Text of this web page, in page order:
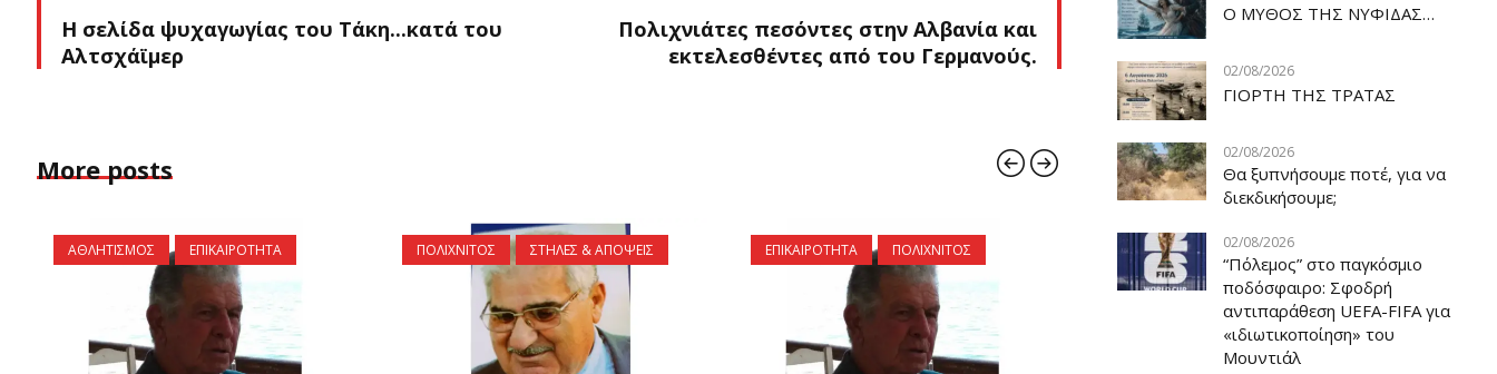
Η σελίδα ψυχαγωγίας του Τάκη...κατά του
Αλτσχάϊμερ
Πολιχνιάτες πεσόντες στην Αλβανία και
εκτελεσθέντες από του Γερμανούς.
More posts
ΑΘΛΗΤΙΣΜΟΣ ΕΠΙΚΑΙΡΟΤΗΤΑ ΠΟΛΙΧΝΙΤΟΣ ΣΤΗΛΕΣ & ΑΠΟΨΕΙΣ ΕΠΙΚΑΙΡΟΤΗΤΑ ΠΟΛΙΧΝΙΤΟΣ ΠΟΛΙΤΙΣΜΟΣ ΣΥΝΤΑΓΕΣ
Ο ΜΥΘΟΣ ΤΗΣ ΝΥΦΙΔΑΣ…
02/08/2026
ΓΙΟΡΤΗ ΤΗΣ ΤΡΑΤΑΣ
02/08/2026
Θα ξυπνήσουμε ποτέ, για να
διεκδικήσουμε;
02/08/2026
“Πόλεμος” στο παγκόσμιο
ποδόσφαιρο: Σφοδρή
αντιπαράθεση UEFA-FIFA για
«ιδιωτικοποίηση» του
Μουντιάλ